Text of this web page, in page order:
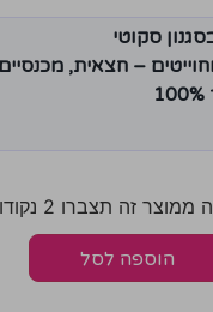
סקוטי
– חצאית,
זה תצברו 2 נקודות!
הוספה לסל